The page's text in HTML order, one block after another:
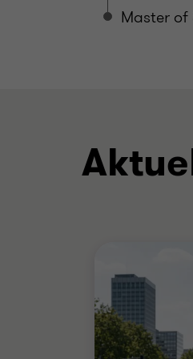
Master of